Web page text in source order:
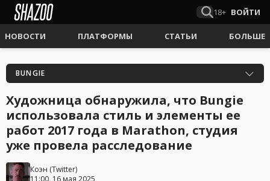
18+ ВОЙТИ
НОВОСТИ ПЛАТФОРМЫ СТАТЬИ БОЛЬШЕ
BUNGIE
Художница обнаружила, что Bungie
использовала стиль и элементы ее
работ 2017 года в Marathon, студия
уже провела расследование
Коэн (Twitter)
11:00, 16 мая 2025